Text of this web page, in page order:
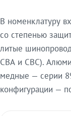
В номенклатуру
со степенью
литые
СВА и СВС).
медные — серии
конфигурации —